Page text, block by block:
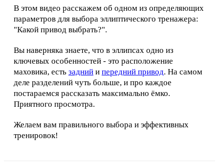
В этом видео расскажем об одном из определяющих
параметров для выбора эллиптического тренажера:
"Какой привод выбрать?".
Вы наверняка знаете, что в эллипсах одно из
ключевых особенностей - это расположение
маховика, есть задний и передний привод. На самом
деле разделений чуть больше, и про каждое
постараемся рассказать максимально ёмко.
Приятного просмотра.
Желаем вам правильного выбора и эффективных
тренировок!